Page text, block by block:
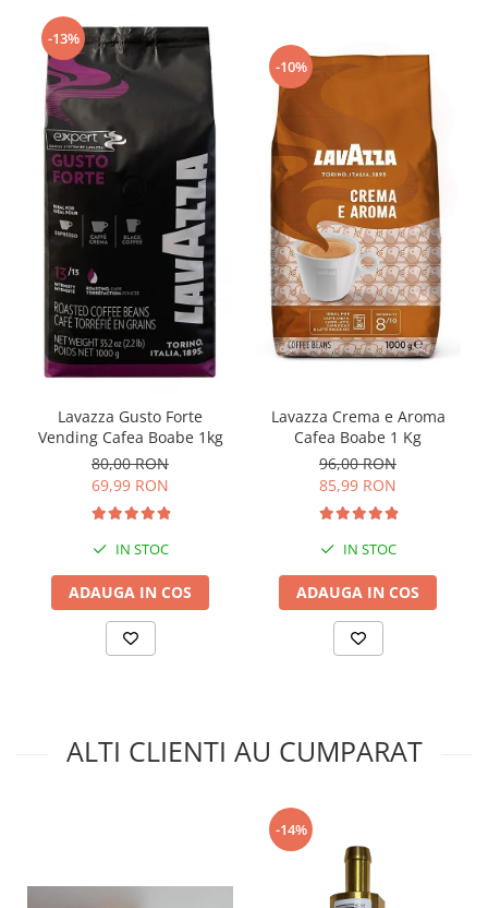
-13%
Lavazza Gusto Forte
Vending Cafea Boabe 1kg
80,00 RON
69,99 RON
IN STOC
ADAUGA IN COS
-10%
Lavazza Crema e Aroma
Cafea Boabe 1 Kg
96,00 RON
85,99 RON
IN STOC
ADAUGA IN COS
ALTI CLIENTI AU CUMPARAT
-14%